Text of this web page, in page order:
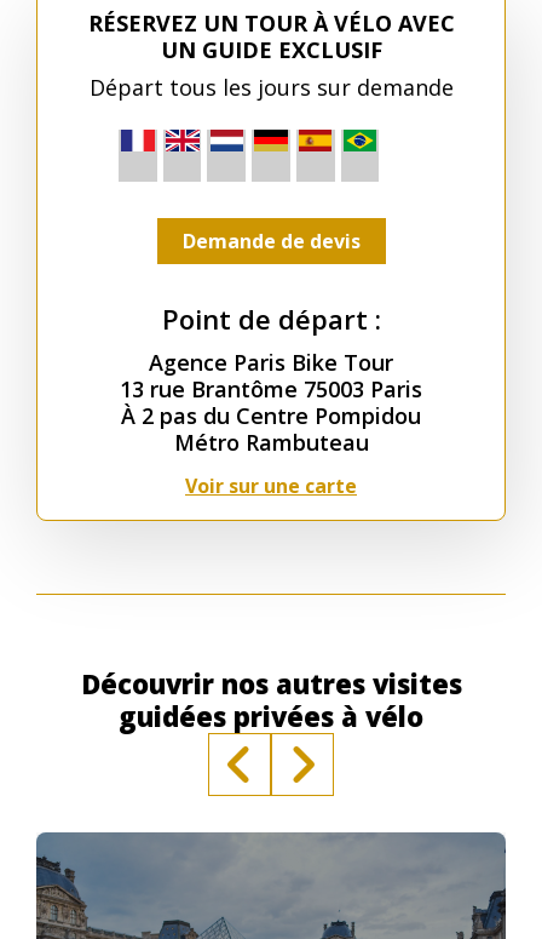
RÉSERVEZ UN TOUR À VÉLO AVEC
UN GUIDE EXCLUSIF
Départ tous les jours sur demande
Demande de devis
Point de départ :
Agence Paris Bike Tour
13 rue Brantôme 75003 Paris
À 2 pas du Centre Pompidou
Métro Rambuteau
Voir sur une carte
Découvrir nos autres visites
guidées privées à vélo